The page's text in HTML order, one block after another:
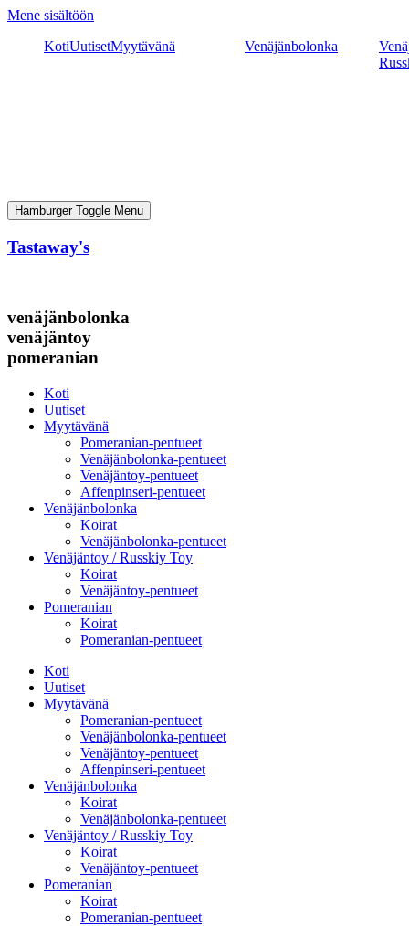
Mene sisältöön
KotiUutisetMyytävänä Venäjänbolonka
Hamburger Toggle Menu
Tastaway's
venäjänbolonka
venäjäntoy
pomeranian
Koti
Uutiset
Myytävänä
Pomeranian-pentueet
Venäjänbolonka-pentueet
Venäjäntoy-pentueet
Affenpinseri-pentueet
Venäjänbolonka
Koirat
Venäjänbolonka-pentueet
Venäjäntoy / Russkiy Toy
Koirat
Venäjäntoy-pentueet
Pomeranian
Koirat
Pomeranian-pentueet
Koti
Uutiset
Myytävänä
Pomeranian-pentueet
Venäjänbolonka-pentueet
Venäjäntoy-pentueet
Affenpinseri-pentueet
Venäjänbolonka
Koirat
Venäjänbolonka-pentueet
Venäjäntoy / Russkiy Toy
Koirat
Venäjäntoy-pentueet
Pomeranian
Koirat
Pomeranian-pentueet